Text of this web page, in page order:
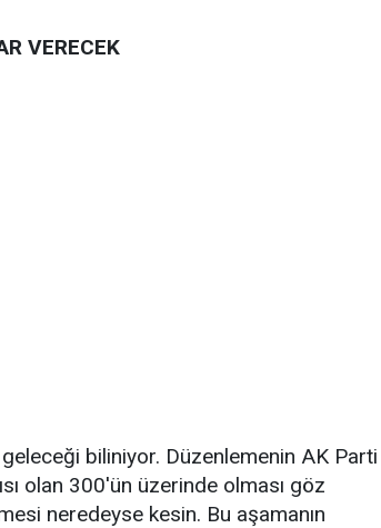
VERECEK
biliniyor. Düzenlemenin AK Parti
olan 300'ün üzerinde olması göz
neredeyse kesin. Bu aşamanın